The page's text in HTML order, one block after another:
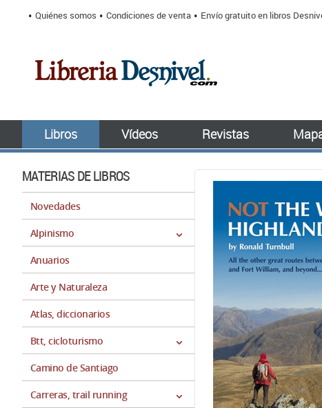
Quiénes somos Condiciones de venta Envío gratuito en libros
Libros Vídeos Revistas
MATERIAS DE LIBROS
Novedades
Alpinismo
Anuarios
Arte y Naturaleza
Atlas, diccionarios
Btt, cicloturismo
Camino de Santiago
Carreras, trail running